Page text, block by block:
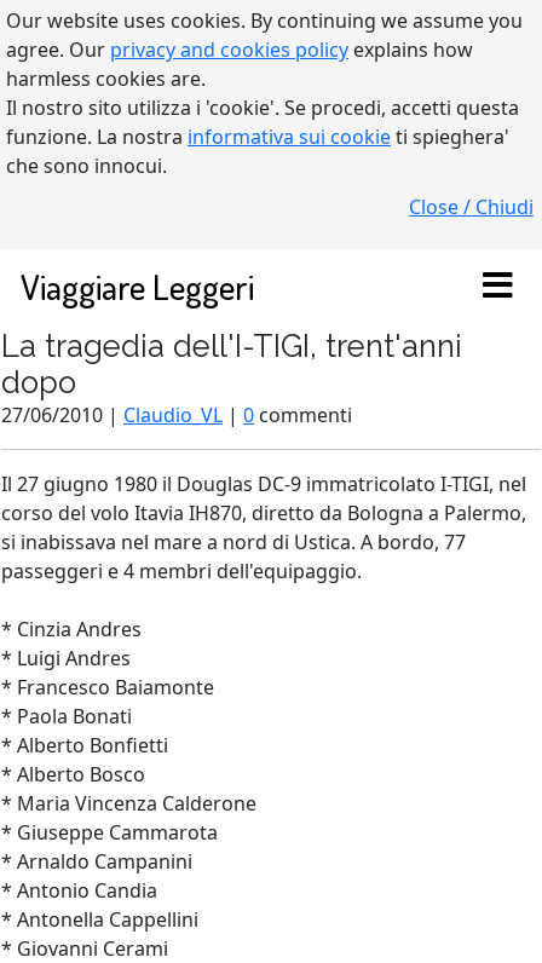
Our website uses cookies. By continuing we assume you
agree. Our privacy and cookies policy explains how
harmless cookies are.
Il nostro sito utilizza i 'cookie'. Se procedi, accetti questa
funzione. La nostra informativa sui cookieti spieghera'
che sono innocui.
Close / Chiudi
Viaggiare Leggeri
La tragedia dell'I-TIGI, trent'anni
dopo
27/06/2010 | Claudio_VL | 0 commenti
Il 27 giugno 1980 il Douglas DC-9 immatricolato I-TIGI, nel
corso del volo Itavia IH870, diretto da Bologna a Palermo,
si inabissava nel mare a nord di Ustica. A bordo, 77
passeggeri e 4 membri dell'equipaggio.
* Cinzia Andres
* Luigi Andres
* Francesco Baiamonte
* Paola Bonati
* Alberto Bonfietti
* Alberto Bosco
* Maria Vincenza Calderone
* Giuseppe Cammarota
* Arnaldo Campanini
* Antonio Candia
* Antonella Cappellini
* Giovanni Cerami